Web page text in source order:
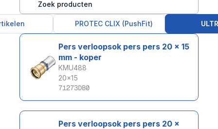
Zoek producten
PROTEC CLIX (PushFit)
Pers verloopsok pers pers 20 x 15
mm - koper
KMU488
20x15
71273DB0
Pers verloopsok pers pers 20 x